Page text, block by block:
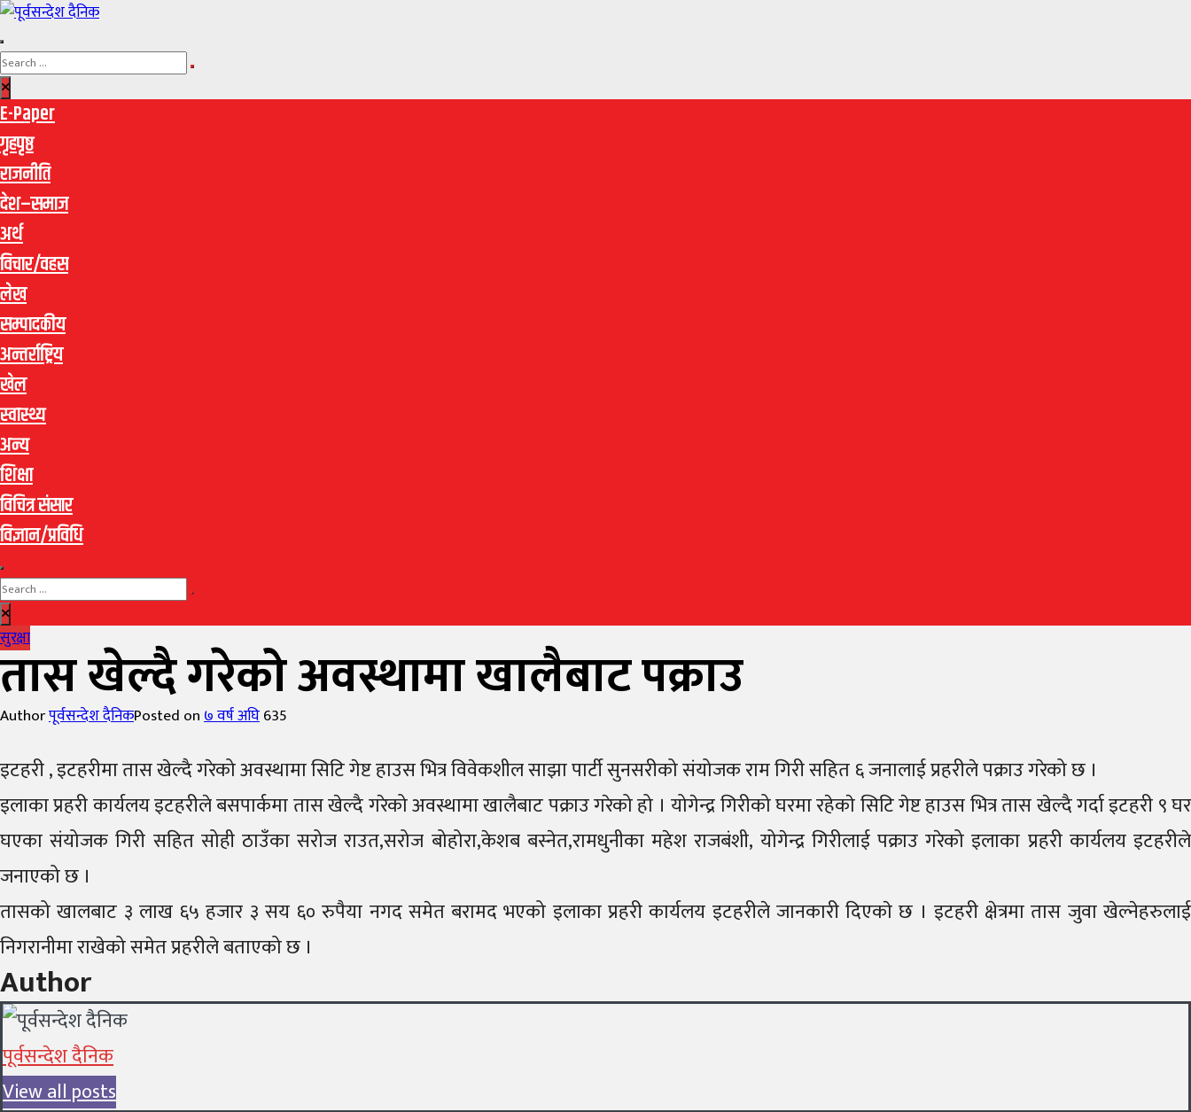
E-Paper
गृहपृष्ठ
राजनीति
देश–समाज
अर्थ
विचार/वहस
लेख
सम्पादकीय
अन्तर्राष्ट्रिय
खेल
स्वास्थ्य
अन्य
शिक्षा
विचित्र संसार
विज्ञान/प्रविधि
सुरक्षा
तास खेल्दै गरेको अवस्थामा खालैबाट पक्राउ
Authorपूर्वसन्देश दैनिकPosted on७ वर्ष अघि635
इटहरी , इटहरीमा तास खेल्दै गरेको अवस्थामा सिटि गेष्ट हाउस भित्र विवेकशील साझा पार्टी सुनसरीको संयोजक राम गिरी सहित ६ जनालाई प्रहरीले पक्राउ गरेको छ ।
इलाका प्रहरी कार्यलय इटहरीले बसपार्कमा तास खेल्दै गरेको अवस्थामा खालैबाट पक्राउ गरेको हो । योगेन्द्र गिरीको घरमा रहेकाे सिटि गेष्ट हाउस भित्र तास खेल्दै गर्दा इटहरी ९ घर
घएका संयोजक गिरी सहित सोही ठाउँका सरोज राउत,सरोज बोहोरा,केशब बस्नेत,रामधुनीका महेश राजबंशी, योगेन्द्र गिरीलाई पक्राउ गरेको इलाका प्रहरी कार्यलय इटहरीले
जनाएको छ ।
तासको खालबाट ३ लाख ६५ हजार ३ सय ६० रुपैया नगद समेत बरामद भएको इलाका प्रहरी कार्यलय इटहरीले जानकारी दिएकाे छ । इटहरी क्षेत्रमा तास जुवा खेल्नेहरुलाई
निगरानीमा राखेको समेत प्रहरीले बताएको छ ।
Author
पूर्वसन्देश दैनिक
View all posts